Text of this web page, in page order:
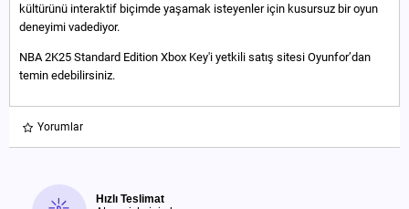
kültürünü interaktif biçimde yaşamak isteyenler için kusursuz bir oyun
deneyimi vadediyor.
NBA 2K25 Standard Edition Xbox Key'i yetkili satış sitesi Oyunfor’dan
temin edebilirsiniz.
Yorumlar
Hızlı Teslimat